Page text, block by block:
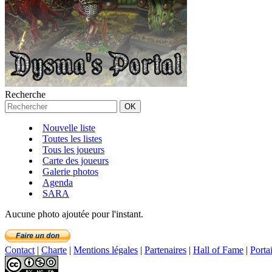
Recherche
Nouvelle liste
Toutes les listes
Tous les joueurs
Carte des joueurs
Galerie photos
Agenda
SARA
Aucune photo ajoutée pour l'instant.
Contact | Charte | Mentions légales | Partenaires | Hall of Fame |